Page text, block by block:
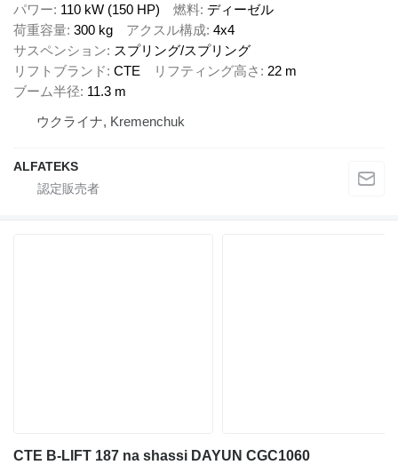
パワー 110 kW (150 HP) 燃料 ディーゼル
荷重容量 300 kg アクスル構成 4x4
サスペンション
スプリング/スプリング
リフトブランド CTE リフティング高さ
22 m
ブーム半径 11.3 m
ウクライナ, Kremenchuk
ALFATEKS
CTE B-LIFT 187 na shassi DAYUN CGC1060